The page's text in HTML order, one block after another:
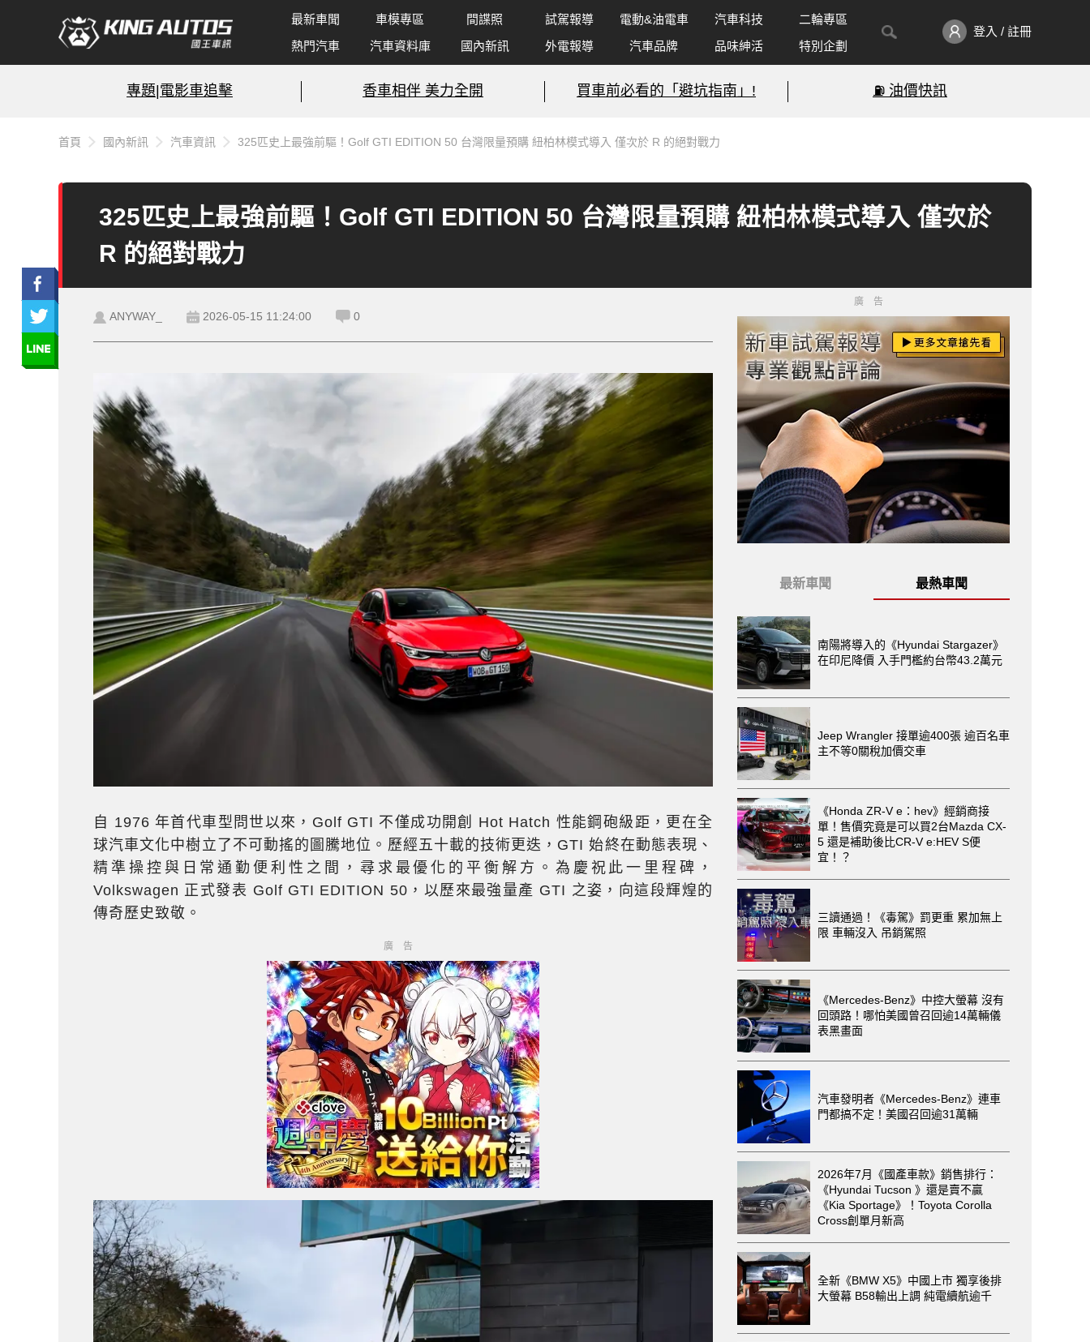
最新車聞 車模專區 間諜照 試駕報導 電動&油電車 汽車科技
二輪專區
熱門汽車
汽車資料庫 國內新訊 外電報導 汽車品牌 品味紳活 特別企劃
登入 / 註冊
專題|電影車追擊 香車相伴 美力全開 買車前必看的「避坑指南」! ⛽️ 油價快訊
首頁 國內新訊 汽車資訊 325匹史上最強前驅！Golf GTI EDITION 50 台灣限量預購 紐柏林模式導入 僅次於 R 的絕對戰力
325匹史上最強前驅！Golf GTI EDITION 50 台灣限量預購 紐柏林模式導入 僅次於
R 的絕對戰力
ANYWAY_ 2026-05-15 11:24:00 0
自 1976 年首代車型問世以來，Golf GTI 不僅成功開創 Hot Hatch 性能鋼砲級距，更在全
球汽車文化中樹立了不可動搖的圖騰地位。歷經五十載的技術更迭，GTI 始終在動態表現、
精準操控與日常通勤便利性之間，尋求最優化的平衡解方。為慶祝此一里程碑，
Volkswagen 正式發表 Golf GTI EDITION 50，以歷來最強量產 GTI 之姿，向這段輝煌的
傳奇歷史致敬。
廣告
廣告
最新車聞 最熱車聞
南陽將導入的《Hyundai Stargazer》
在印尼降價 入手門檻約台幣43.2萬元
Jeep Wrangler 接單逾400張 逾百名車
主不等0關稅加價交車
《Honda ZR-V e：hev》經銷商接
單！售價究竟是可以買2台Mazda CX-
5 還是補助後比CR-V e:HEV S便
宜！？
三讀通過！《毒駕》罰更重 累加無上
限 車輛沒入 吊銷駕照
《Mercedes-Benz》中控大螢幕 沒有
回頭路！哪怕美國曾召回逾14萬輛儀
表黑畫面
汽車發明者《Mercedes-Benz》連車
門都搞不定！美國召回逾31萬輛
2026年7月《國產車款》銷售排行：
《Hyundai Tucson 》還是賣不贏
《Kia Sportage》！Toyota Corolla
Cross創單月新高
全新《BMW X5》中國上市 獨享後排
大螢幕 B58輸出上調 純電續航逾千